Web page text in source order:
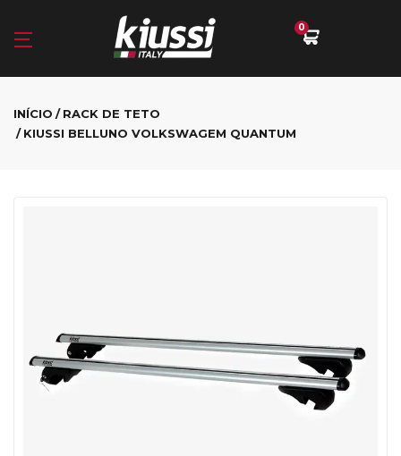
0
INÍCIO
RACK DE TETO
KIUSSI BELLUNO VOLKSWAGEM QUANTUM